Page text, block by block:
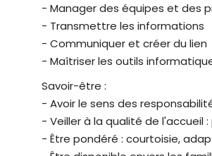
- Manager des équipes et des
- Transmettre les informations
- Communiquer et créer du lien
- Maîtriser les outils
Savoir-être :
- Avoir le sens des
- Veiller à la qualité de
- Être pondéré : courtoisie,